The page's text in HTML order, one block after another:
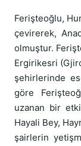
Ferişteoğlu,
çevirerek,
olmuştur.
Ergirikesri
şehirlerinde
göre
uzanan bir etki
Hayali Bey,
şairlerin